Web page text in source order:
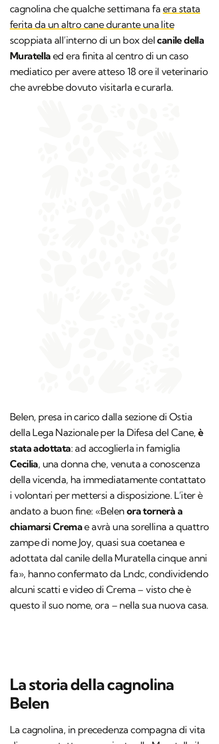
cagnolina che qualche settimana fa era stata
ferita da un altro cane durante una lite
scoppiata all’interno di un box delcanile della
Muratella ed era finita al centro di un caso
mediatico per avere atteso 18 ore il veterinario
che avrebbe dovuto visitarla e curarla.
Belen, presa in carico dalla sezione di Ostia
della Lega Nazionale per la Difesa del Cane, è
stata adottata: ad accoglierla in famiglia
Cecilia, una donna che, venuta a conoscenza
della vicenda, ha immediatamente contattato
i volontari per mettersi a disposizione. L’iter è
andato a buon fine: «Belen ora tornerà a
chiamarsi Cremae avrà una sorellina a quattro
zampe di nome Joy, quasi sua coetanea e
adottata dal canile della Muratella cinque anni
fa», hanno confermato da Lndc, condividendo
alcuni scatti e video di Crema – visto che è
questo il suo nome, ora – nella sua nuova casa.
La storia della cagnolina
Belen
La cagnolina, in precedenza compagna di vita